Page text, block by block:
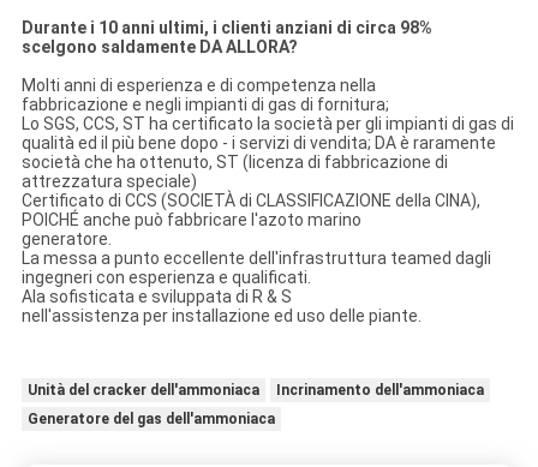
Durante i 10 anni ultimi, i clienti anziani di circa 98%
scelgono saldamente DA ALLORA?
Molti anni di esperienza e di competenza nella
fabbricazione e negli impianti di gas di fornitura;
Lo SGS, CCS, ST ha certificato la società per gli impianti di gas di
qualità ed il più bene dopo - i servizi di vendita; DA è raramente
società che ha ottenuto, ST (licenza di fabbricazione di
attrezzatura speciale)
Certificato di CCS (SOCIETÀ di CLASSIFICAZIONE della CINA),
POICHÉ anche può fabbricare l'azoto marino
generatore.
La messa a punto eccellente dell'infrastruttura teamed dagli
ingegneri con esperienza e qualificati.
Ala sofisticata e sviluppata di R & S
nell'assistenza per installazione ed uso delle piante.
Unità del cracker dell'ammoniaca
Incrinamento dell'ammoniaca
Generatore del gas dell'ammoniaca